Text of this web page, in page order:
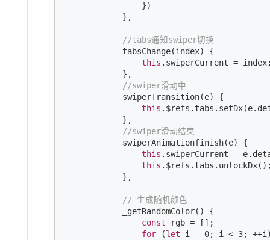
                })
            },
//tabs通知swiper切换
            tabsChange(index) {
this .swiperCurrent =
            },
//swiper滑动中
            swiperTransition(e) {
this
            },
//swiper滑动结束
            swiperAnimationfinish(e) {
this .swiperCurrent =
this
            },
// 生成随机颜色
            _getRandomColor() {
const rgb = [];
for (let i = 0; i < 3;